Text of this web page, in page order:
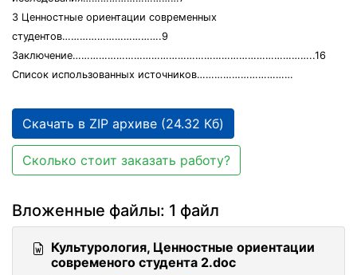
3 Ценностные ориентации современных
студентов…………………………….9
Заключение………………………………………………………………………..16
Список использованных источников……………………………
Скачать в ZIP архиве (24.32 Кб)
Сколько стоит заказать работу?
Вложенные файлы: 1 файл
Культурология, Ценностные ориентации
современого студента 2.doc